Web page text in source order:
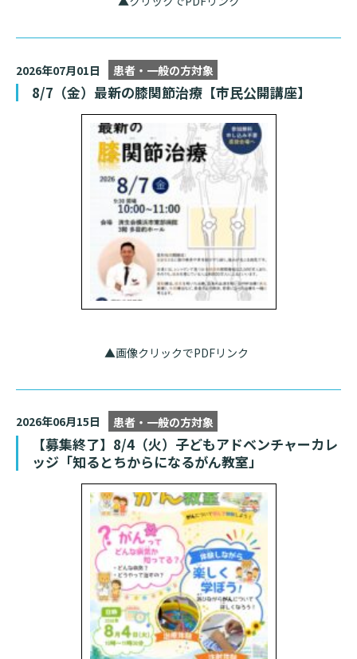
広報誌「とーぶたいむ」
公式SNSアカウント一覧
院内施設のご案内
LINEサービスについて
東部病院の就労支援サービス
診断書等文書のお申込みについて
診療記録（カルテ）の開示について
よくあるご質問
ご相談・お問い合わせ
取材の申し込み プライバシーポリシー
2026年07月01日 患者・一般の方対象
8/7（金）最新の膝関節治療【市民公開講座】
▲画像クリックでPDFリンク
2026年06月15日 患者・一般の方対象
【募集終了】8/4（火）子どもアドベンチャーカレ
ッジ「知るとちからになるがん教室」